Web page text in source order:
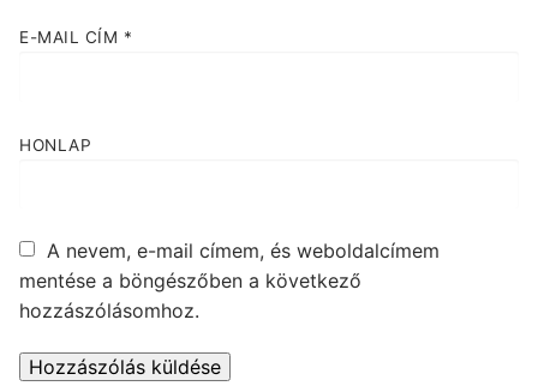
E-MAIL CÍM *
HONLAP
A nevem, e-mail címem, és weboldalcímem
mentése a böngészőben a következő
hozzászólásomhoz.